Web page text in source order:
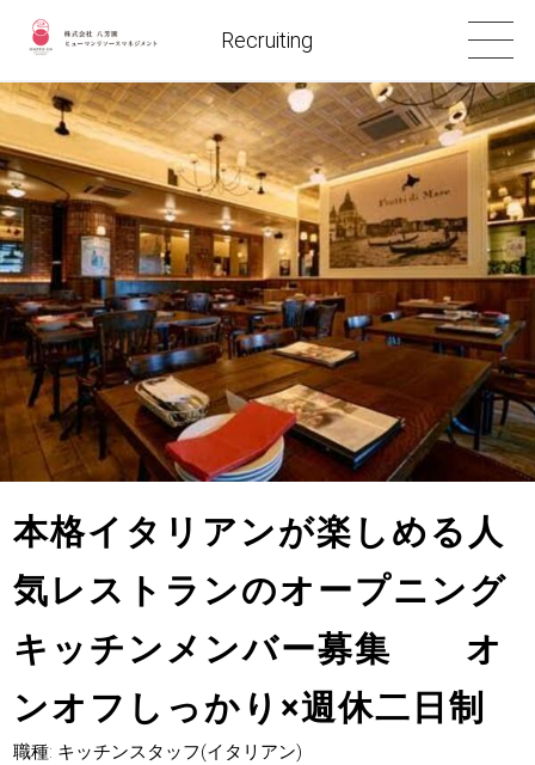
Recruiting
本格イタリアンが楽しめる人
気レストランのオープニング
キッチンメンバー募集 オ
ンオフしっかり×週休二日制
職種: キッチンスタッフ(イタリアン)